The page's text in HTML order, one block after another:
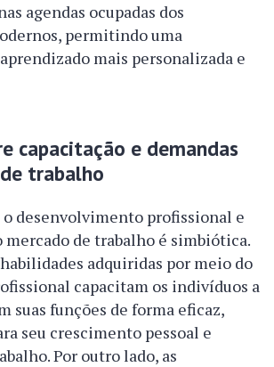
agendas ocupadas dos
permitindo uma
mais personalizada e
capacitação e demandas
trabalho
desenvolvimento profissional e
mercado de trabalho é simbiótica.
adquiridas por meio do
capacitam os indivíduos a
suas funções de forma eficaz,
seu crescimento pessoal e
Por outro lado, as